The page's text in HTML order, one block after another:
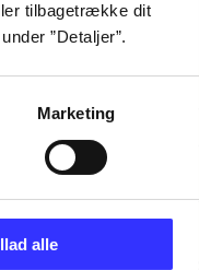
tilbagetrække dit
”Detaljer”.
Marketing
alle